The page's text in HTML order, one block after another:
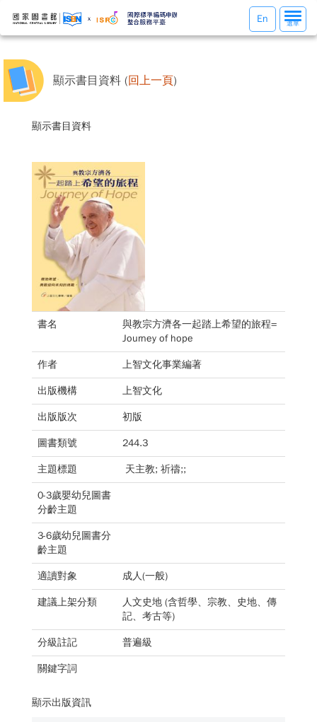
選
單
選單
En
顯示書目資料 (回上一頁)
顯示書目資料
書名
與教宗方濟各一起踏上希望的旅程=
Journey of hope
作者 上智文化事業編著
出版機構 上智文化
出版版次 初版
圖書類號 244.3
主題標題 天主教; 祈禱;;
0-3歲嬰幼兒圖書
分齡主題
3-6歲幼兒圖書分
齡主題
適讀對象 成人(一般)
建議上架分類
人文史地 (含哲學、宗教、史地、傳
記、考古等)
分級註記 普遍級
關鍵字詞
顯示出版資訊